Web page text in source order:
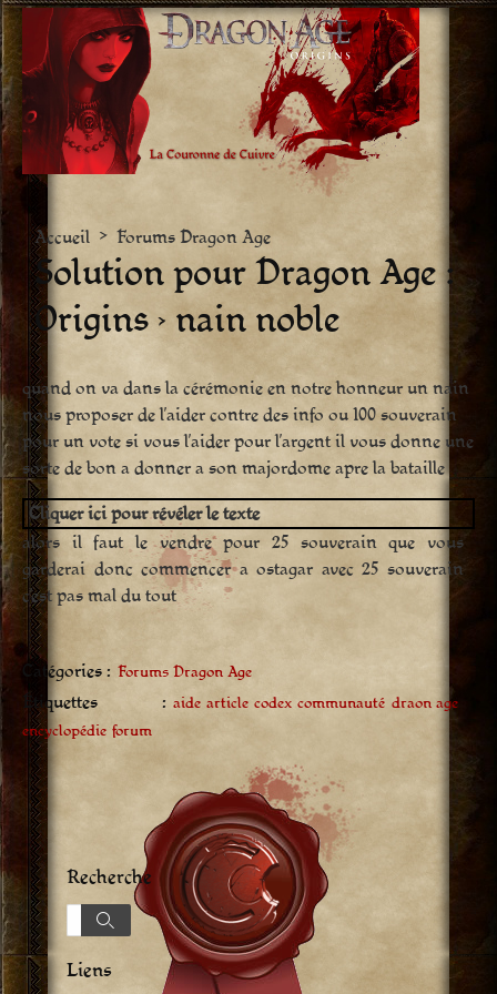
Aller
vers
le
contenu
Accueil > Forums Dragon Age
Solution pour Dragon Age :
Origins › nain noble
quand on va dans la cérémonie en notre honneur un nain
nous proposer de l’aider contre des info ou 100 souverain
pour un vote si vous l’aider pour l’argent il vous donne une
sorte de bon a donner a son majordome apre la bataille
Cliquer ici pour révéler le texte
alors il faut le vendre pour 25 souverain que vous
garderai donc commencer a ostagar avec 25 souverain
c’est pas mal du tout
Catégories : Forums Dragon Age
Étiquettes : aide article codex communauté draon age
encyclopédie forum
Recherche
Recherche
Recherche
Liens